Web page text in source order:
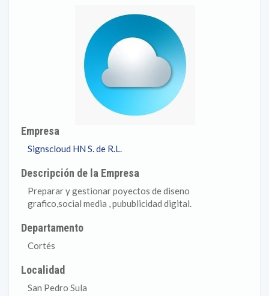
Empresa
Signscloud HN S. de R.L.
Descripción de la Empresa
Preparar y gestionar poyectos de diseno
grafico,social media , pubublicidad digital.
Departamento
Cortés
Localidad
San Pedro Sula